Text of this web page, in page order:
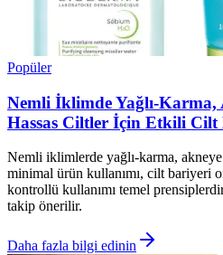
Popüler
Nemli İklimde Yağlı-
Hassas Ciltler İçin Etkili Cilt
Nemli iklimlerde yağlı-karma,
minimal ürün kullanımı, cilt bariyeri
kontrollü kullanımı temel
takip önerilir.
Daha fazla bilgi edinin